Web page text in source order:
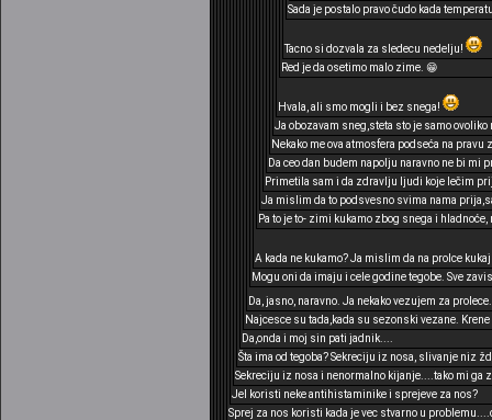
Sada je postalo pravo čudo kada
Tacno si dozvala za sledecu nedelju!
Red je da osetimo malo zime. 😁
Hvala, ali smo mogli i bez snega!
Ja obozavam sneg,steta sto je samo
Nekako me ova atmosfera podseća na
Da ceo dan budem napolju naravno ne bi
Primetila sam i da zdravlju ljudi koje lečim
Ja mislim da to podsvesno svima nama
Pa to je to- zimi kukamo zbog snega i
A kada ne kukamo? Ja mislim da na prolce
Mogu oni da imaju i cele godine tegobe. Sve
Da, jasno, naravno. Ja nekako vezujem za
Najcesce su tada,kada su sezonski vezane.
Da,onda i moj sin pati jadnik....
Šta ima od tegoba? Sekreciju iz nosa, slivanje niz
Sekreciju iz nosa i nenormalno kijanje....tako mi ga
Jel koristi neke antihistaminike i sprejeve za nos?
Sprej za nos koristi kada je vec stvarno u